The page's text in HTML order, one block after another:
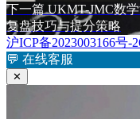
章
导
航
文
章：
下一篇 下
篇
文
章：
UKMT-JMC数
复盘技巧与提分策略
沪ICP备2023003166号-
💬 在线客服
✕